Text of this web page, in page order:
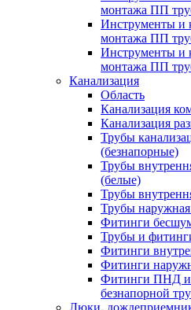
монтажа ПП
Инструменты и
монтажа ПП
Инструменты и
монтажа ПП
Канализация
Область
Канализация
Канализация
Трубы
(безнапорные)
Трубы
(белые)
Трубы
Трубы наружная
Фитинги
Трубы и
Фитинги
Фитинги
Фитинги ПНД и
безнапорной
Люки,